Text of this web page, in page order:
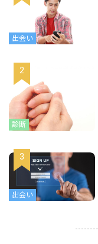
出会い
診断
出会い